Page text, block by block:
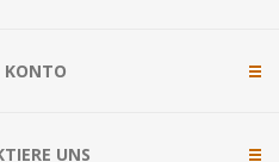
KONTO
UNS